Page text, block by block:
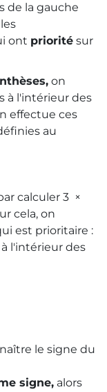
de la gauche
ont priorité sur
on
à l'intérieur des
effectue ces
au
calculer 3 ×
cela, on
est prioritaire :
à l'intérieur des
le signe du
signe, alors